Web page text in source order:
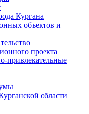
Кургана
объектов и
проекта
привлекательные
области